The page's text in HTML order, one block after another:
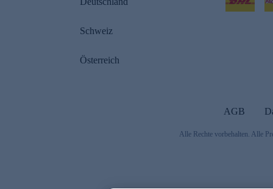
Schweiz
Österreich
AGB
Alle Rechte vorbehalten. Alle